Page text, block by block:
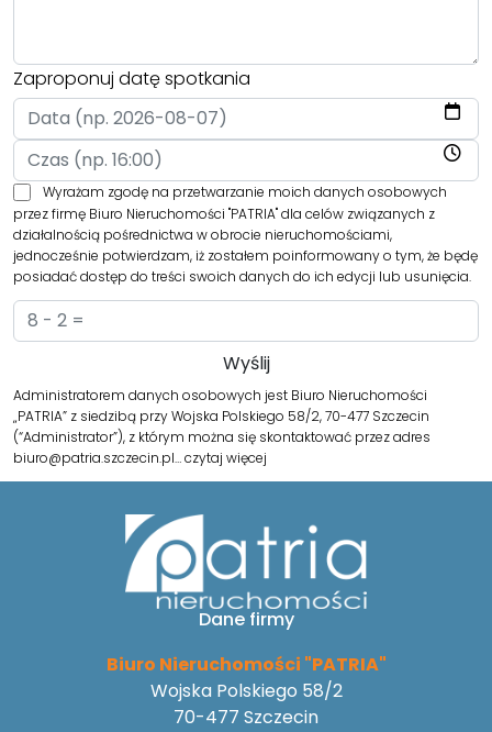
Zaproponuj datę spotkania
Wyrażam zgodę na przetwarzanie moich danych osobowych
przez firmę Biuro Nieruchomości "PATRIA" dla celów związanych z
działalnością pośrednictwa w obrocie nieruchomościami,
jednocześnie potwierdzam, iż zostałem poinformowany o tym, że będę
posiadać dostęp do treści swoich danych do ich edycji lub usunięcia.
Administratorem danych osobowych jest Biuro Nieruchomości
„PATRIA” z siedzibą przy Wojska Polskiego 58/2, 70-477 Szczecin
(“Administrator”), z którym można się skontaktować przez adres
biuro@patria.szczecin.pl…czytaj więcej
Dane firmy
Biuro Nieruchomości "PATRIA"
Wojska Polskiego 58/2
70-477 Szczecin